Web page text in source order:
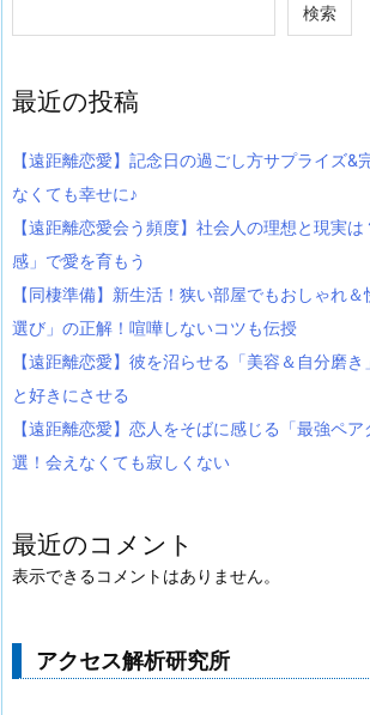
検索
最近の投稿
【遠距離恋愛】記念日の過ごし方サプライズ&
なくても幸せに♪
【遠距離恋愛会う頻度】社会人の理想と現実
感」で愛を育もう
【同棲準備】新生活！狭い部屋でもおしゃれ
選び」の正解！喧嘩しないコツも伝授
【遠距離恋愛】彼を沼らせる「美容＆自分磨
と好きにさせる
【遠距離恋愛】恋人をそばに感じる「最強ペ
選！会えなくても寂しくない
最近のコメント
表示できるコメントはありません。
アクセス解析研究所